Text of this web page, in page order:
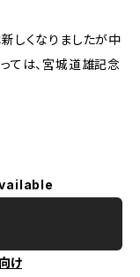
しくなりましたが中
ては、宮城道雄記念
け